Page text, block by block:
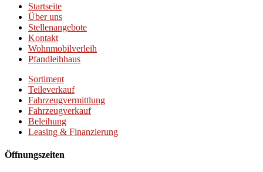
Startseite
Über uns
Stellenangebote
Kontakt
Wohnmobilverleih
Pfandleihhaus
Sortiment
Teileverkauf
Fahrzeugvermittlung
Fahrzeugverkauf
Beleihung
Leasing & Finanzierung
Öffnungszeiten